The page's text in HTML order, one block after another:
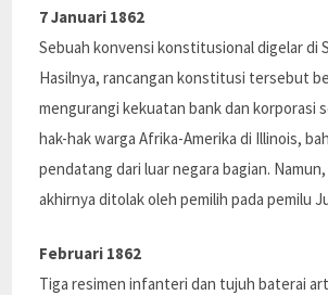
7 Januari 1862
Sebuah konvensi konstitusional digelar di
Hasilnya, rancangan konstitusi tersebut
mengurangi kekuatan bank dan korporasi
hak-hak warga Afrika-Amerika di Illinois,
pendatang dari luar negara bagian.
akhirnya ditolak oleh pemilih pada pemilu
Februari 1862
Tiga resimen infanteri dan tujuh baterai